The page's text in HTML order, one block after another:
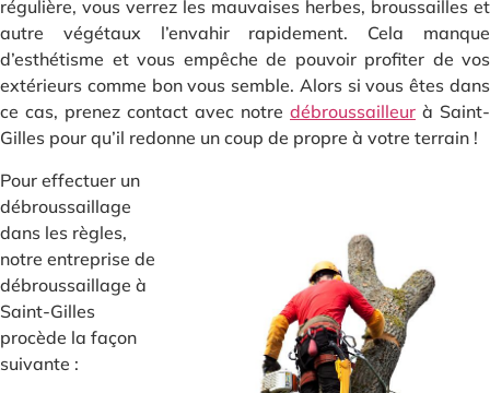
régulière, vous verrez les mauvaises herbes, broussailles et
autre végétaux l’envahir rapidement. Cela manque
d’esthétisme et vous empêche de pouvoir profiter de vos
extérieurs comme bon vous semble. Alors si vous êtes dans
ce cas, prenez contact avec notre débroussailleur à Saint-
Gilles pour qu’il redonne un coup de propre à votre terrain !
Pour effectuer un
débroussaillage
dans les règles,
notre entreprise de
débroussaillage à
Saint-Gilles
procède la façon
suivante :